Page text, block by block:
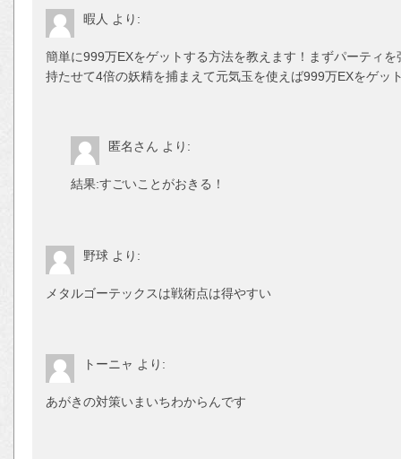
暇人 より:
簡単に999万EXをゲットする方法を教えます！まずパーティ
持たせて4倍の妖精を捕まえて元気玉を使えば999万EXをゲッ
匿名さん より:
結果:すごいことがおきる！
野球 より:
メタルゴーテックスは戦術点は得やすい
トーニャ より:
あがきの対策いまいちわからんです